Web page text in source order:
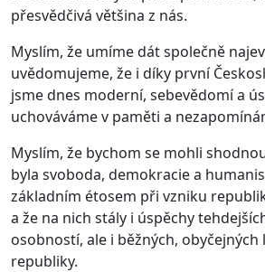
přesvědčivá většina z nás.
Myslím, že umíme dát společně
uvědomujeme, že i díky první
jsme dnes moderní, sebevědomí a
uchováváme v paměti a
Myslím, že bychom se mohli
byla svoboda, demokracie a
základním étosem při vzniku
a že na nich stály i úspěchy
osobností, ale i běžných, obyčejných
republiky.